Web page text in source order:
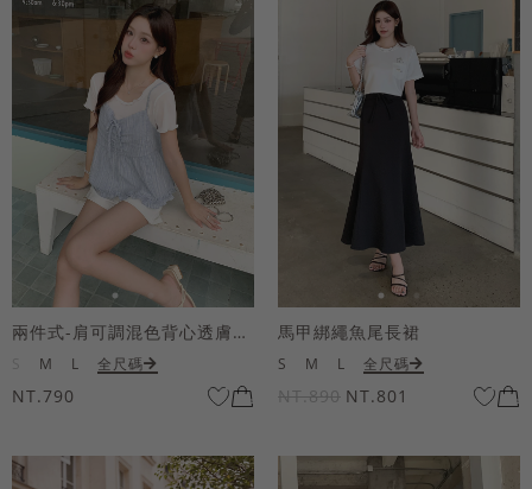
兩件式-肩可調混色背心透膚上衣套組
M L 全尺碼
NT.790
馬甲綁繩魚尾長裙
S M L 全尺碼
NT.890 NT.801